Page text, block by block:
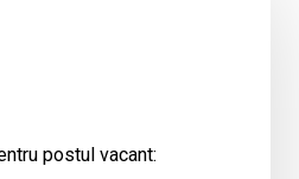
postul vacant: